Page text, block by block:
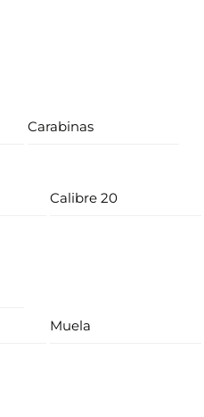
Carabinas
Calibre 20
Muela